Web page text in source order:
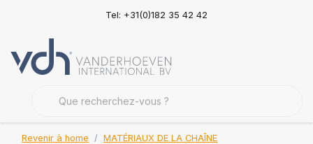
Tel: +31(0)182 35 42 42
Revenir à home
MATÉRIAUX DE LA CHAÎNE